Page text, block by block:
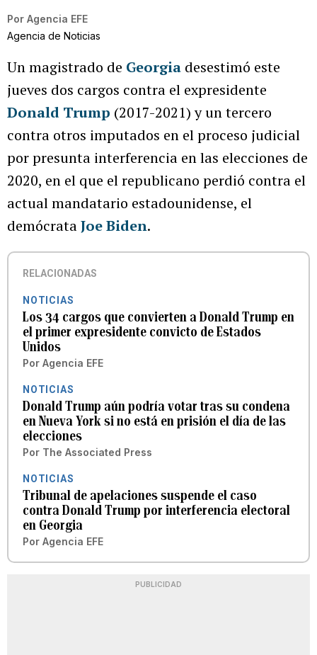
Por Agencia EFE
Agencia de Noticias
Un magistrado de Georgia desestimó este
jueves dos cargos contra el expresidente
Donald Trump (2017-2021) y un tercero
contra otros imputados en el proceso judicial
por presunta interferencia en las elecciones de
2020, en el que el republicano perdió contra el
actual mandatario estadounidense, el
demócrataJoe Biden.
RELACIONADAS
NOTICIAS
Los 34 cargos que convierten a Donald Trump en
el primer expresidente convicto de Estados
Unidos
Por Agencia EFE
NOTICIAS
Donald Trump aún podría votar tras su condena
en Nueva York si no está en prisión el día de las
elecciones
Por The Associated Press
NOTICIAS
Tribunal de apelaciones suspende el caso
contra Donald Trump por interferencia electoral
en Georgia
Por Agencia EFE
PUBLICIDAD